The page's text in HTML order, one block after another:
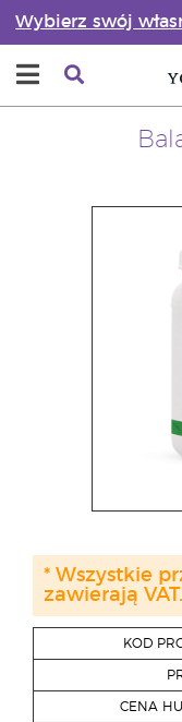
Wybierz swój
KOD
CENA
* Wszystkie
zawierają VAT.